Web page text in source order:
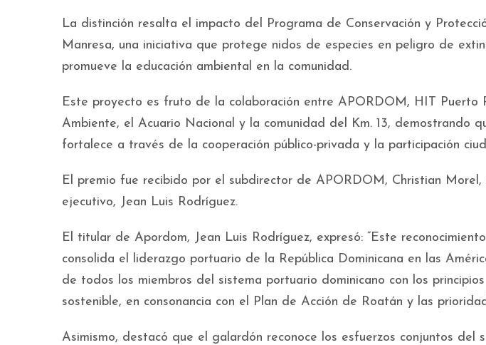
La distinción resalta el impacto del Programa de Conservación y
Manresa, una iniciativa que protege nidos de especies en peligro de
promueve la educación ambiental en la comunidad.
Este proyecto es fruto de la colaboración entre APORDOM, HIT Puerto
Ambiente, el Acuario Nacional y la comunidad del Km. 13, demostrando
fortalece a través de la cooperación público-privada y la participación
El premio fue recibido por el subdirector de APORDOM, Christian
ejecutivo, Jean Luis Rodríguez.
El titular de Apordom, Jean Luis Rodríguez, expresó: “Este
consolida el liderazgo portuario de la República Dominicana en las
de todos los miembros del sistema portuario dominicano con los
sostenible, en consonancia con el Plan de Acción de Roatán y las
Asimismo, destacó que el galardón reconoce los esfuerzos conjuntos del